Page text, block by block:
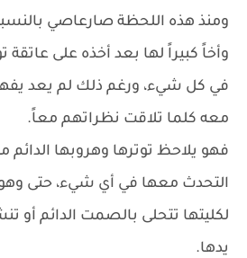
ومنذ هذه اللحظة صارعاصي بالنسبة
وأخاً كبيراً لها بعد أخذه على عاتقة
في كل شيء، ورغم ذلك لم يعد
معه كلما تلاقت نظراتهم معاً.
فهو يلاحظ توترها وهروبها الدائم
التحدث معها في أي شيء، حتى وهو
لكليتها تتحلى بالصمت الدائم أو
يدها.